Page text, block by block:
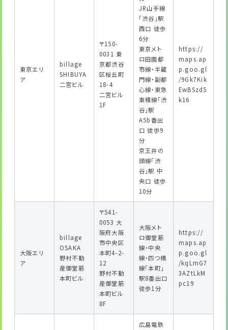
東京エリ
ア
billage
SHIBUYA
二宮ビル
〒150-
0031 東
京都渋谷
区桜丘町
18-4
二宮ビル
1F
JR山手線
「渋谷」駅
西口 徒歩
6分
東京メト
ロ田園都
市線・半蔵
門線・副都
心線・東急
東横線「渋
谷」駅
A5b番出
口 徒歩9
分
京王井の
頭線「渋
谷」駅 中
央口 徒歩
10分
https://
maps.ap
p.goo.gl
/9Gk7Kik
EwBSzd5
k16
大阪エリ
ア
billage
OSAKA
野村不動
産御堂筋
本町ビル
〒541-
0053 大
阪府大阪
市中央区
本町4-2-
12
野村不動
産御堂筋
本町ビル
8F
大阪メト
ロ御堂筋
線・中央
線・四つ橋
線「本町」
駅8番出口
徒歩1分
https://
maps.ap
p.goo.gl
/kqLmG7
3AZtLkM
pc19
広島電鉄